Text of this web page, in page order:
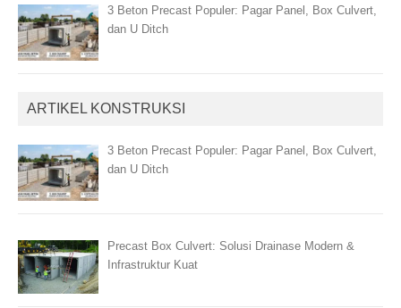
3 Beton Precast Populer: Pagar Panel, Box Culvert,
dan U Ditch
ARTIKEL KONSTRUKSI
3 Beton Precast Populer: Pagar Panel, Box Culvert,
dan U Ditch
Precast Box Culvert: Solusi Drainase Modern &
Infrastruktur Kuat